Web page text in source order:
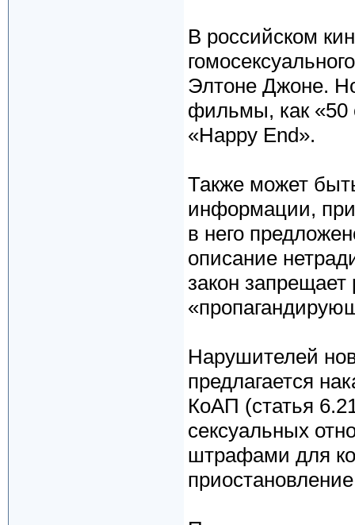
В российском
Элтоне Джоне.
фильмы, как «50
«Happy End».
Также может
информации,
в него
описание
закон запрещает
Нарушителей
предлагается
КоАП (статья
сексуальных
штрафами для